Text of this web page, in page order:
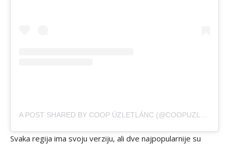
Svaka regija ima svoju verziju, ali dve najpopularnije su